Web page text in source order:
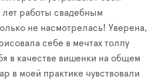
лет работы свадебным
не насмотрелась! Уверена,
себе в мечтах толпу
в качестве вишенки на общем
в моей практике чувствовали